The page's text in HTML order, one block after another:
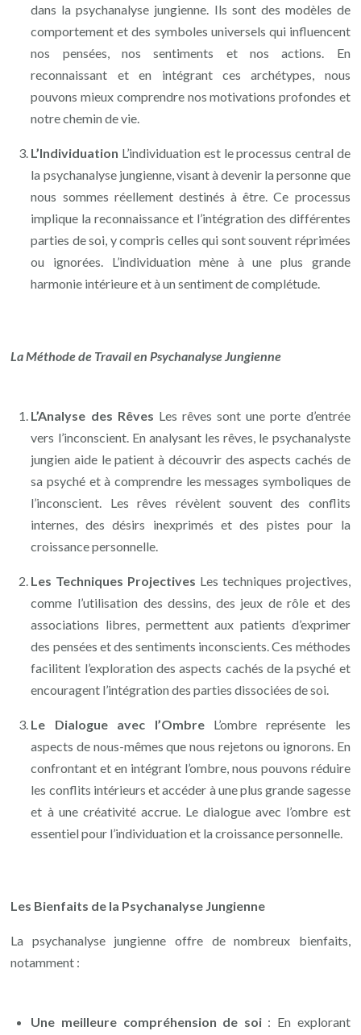
dans la psychanalyse jungienne. Ils sont des modèles de
comportement et des symboles universels qui influencent
nos pensées, nos sentiments et nos actions. En
reconnaissant et en intégrant ces archétypes, nous
pouvons mieux comprendre nos motivations profondes et
notre chemin de vie.
L’Individuation L’individuation est le processus central de
la psychanalyse jungienne, visant à devenir la personne que
nous sommes réellement destinés à être. Ce processus
implique la reconnaissance et l’intégration des différentes
parties de soi, y compris celles qui sont souvent réprimées
ou ignorées. L’individuation mène à une plus grande
harmonie intérieure et à un sentiment de complétude.
La Méthode de Travail en Psychanalyse Jungienne
L’Analyse des Rêves Les rêves sont une porte d’entrée
vers l’inconscient. En analysant les rêves, le psychanalyste
jungien aide le patient à découvrir des aspects cachés de
sa psyché et à comprendre les messages symboliques de
l’inconscient. Les rêves révèlent souvent des conflits
internes, des désirs inexprimés et des pistes pour la
croissance personnelle.
Les Techniques Projectives Les techniques projectives,
comme l’utilisation des dessins, des jeux de rôle et des
associations libres, permettent aux patients d’exprimer
des pensées et des sentiments inconscients. Ces méthodes
facilitent l’exploration des aspects cachés de la psyché et
encouragent l’intégration des parties dissociées de soi.
Le Dialogue avec l’OmbreL’ombre représente les
aspects de nous-mêmes que nous rejetons ou ignorons. En
confrontant et en intégrant l’ombre, nous pouvons réduire
les conflits intérieurs et accéder à une plus grande sagesse
et à une créativité accrue. Le dialogue avec l’ombre est
essentiel pour l’individuation et la croissance personnelle.
Les Bienfaits de la Psychanalyse Jungienne
La psychanalyse jungienne offre de nombreux bienfaits,
notamment :
Une meilleure compréhension de soi: En explorant